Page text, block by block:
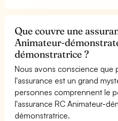
Que couvre une
Animateur-
démonstratrice ?
Nous avons conscience que
l'assurance est un grand
personnes comprennent le
l'assurance RC Animateur-
démonstratrice.